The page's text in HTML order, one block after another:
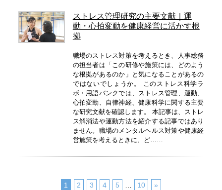
ストレス管理研究の主要文献｜運
動・心拍変動を健康経営に活かす根
拠
職場のストレス対策を考えるとき、人事総務
の担当者は「この研修や施策には、どのよう
な根拠があるのか」と気になることがあるの
ではないでしょうか。 このストレス科学ラ
ボ・用語バンクでは、ストレス管理、運動、
心拍変動、自律神経、健康科学に関する主要
な研究文献を確認します。 本記事は、ストレ
ス解消法や運動方法を紹介する記事ではあり
ません。職場のメンタルヘルス対策や健康経
営施策を考えるときに、ど……
1 2 3 4 5 10 »